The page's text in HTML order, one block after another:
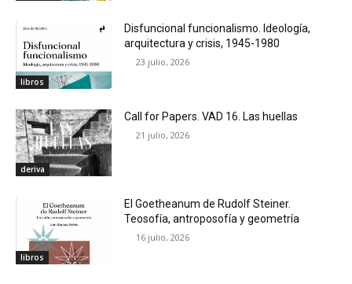
libros
Disfuncional funcionalismo. Ideología,
arquitectura y crisis, 1945-1980
23 julio, 2026
deriva
Call for Papers. VAD 16. Las huellas
21 julio, 2026
libros
El Goetheanum de Rudolf Steiner.
Teosofía, antroposofía y geometría
16 julio, 2026